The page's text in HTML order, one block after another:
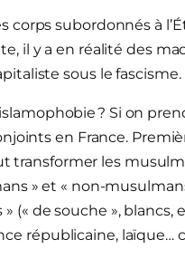
corps subordonnés à
il y a en réalité des
sous le fascisme.
? Si on
en France.
transformer les
» et « non-
(« de souche »,
républicaine,